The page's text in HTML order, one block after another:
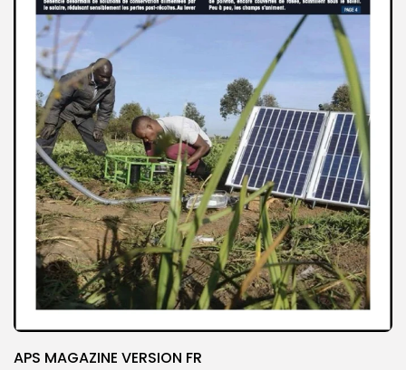
APS MAGAZINE VERSION FR